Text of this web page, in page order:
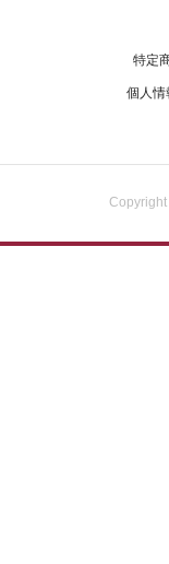
特定
個人情
Copyright